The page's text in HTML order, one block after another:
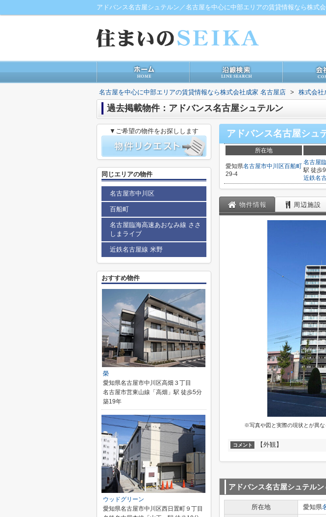
アドバンス名古屋シュテルン／名古屋を中心に中部エリアの賃貸情報なら株式
名古屋を中心に中部エリアの賃貸情報なら株式会社成家 名古屋店 > 株式会社
過去掲載物件：アドバンス名古屋シュテルン
アドバンス名古屋シュ
所在地
愛知県名古屋市中川区百船町
29-4
名古屋
駅 徒歩
近鉄名
物件情報 周辺施設
※写真や図と実際の現状とが異
コメント 【外観】
アドバンス名古屋シュテルン
所在地 愛知県
▼ご希望の物件をお探しします
同じエリアの物件
名古屋市中川区
百船町
名古屋臨海高速あおなみ線 ささ
しまライブ
近鉄名古屋線 米野
おすすめ物件
榮
愛知県名古屋市中川区高畑３丁目
名古屋市営東山線「高畑」駅 徒歩5分
築19年
ウッドグリーン
愛知県名古屋市中川区西日置町９丁目